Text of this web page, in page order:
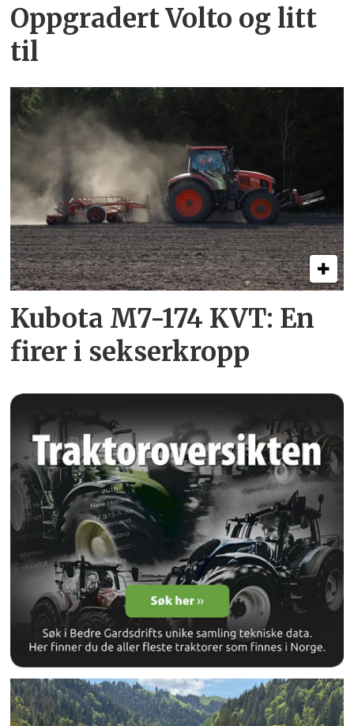
Oppgradert Volto og litt
til
Kubota M7-174 KVT: En
firer i sekserkropp